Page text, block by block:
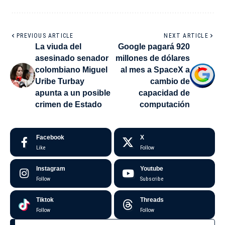
PREVIOUS ARTICLE
La viuda del
asesinado senador
colombiano Miguel
Uribe Turbay
apunta a un posible
crimen de Estado
NEXT ARTICLE
Google pagará 920
millones de dólares
al mes a SpaceX a
cambio de
capacidad de
computación
Facebook
Like
X
Follow
Instagram
Follow
Youtube
Subscribe
Tiktok
Follow
Threads
Follow